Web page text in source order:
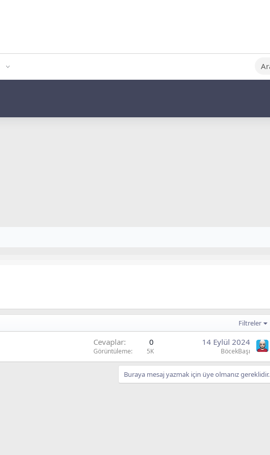
Filtreler
Cevaplar 0
Görüntüleme 5K
14 Eylül 2024
BöcekBaşı
Buraya mesaj yazmak için üye olmanız gereklidir.